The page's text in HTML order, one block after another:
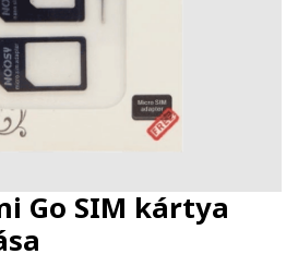
Go SIM kártya